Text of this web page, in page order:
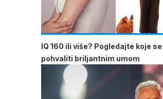
IQ 160 ili više? Pogledajte koje
pohvaliti briljantnim umom